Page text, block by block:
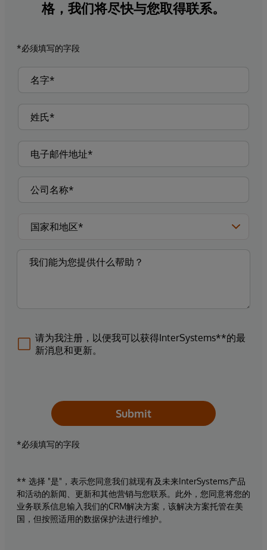
格，我们将尽快与您取得联系。
*必须填写的字段
请为我注册，以便我可以获得InterSystems**的最
新消息和更新。
Submit
*必须填写的字段
** 选择 "是"，表示您同意我们就现有及未来InterSystems产品
和活动的新闻、更新和其他营销与您联系。此外，您同意将您的
业务联系信息输入我们的CRM解决方案，该解决方案托管在美
国，但按照适用的数据保护法进行维护。